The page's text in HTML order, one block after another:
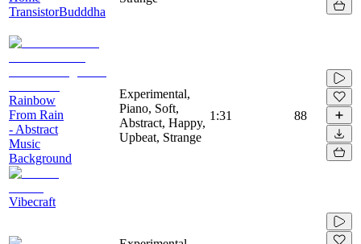
TransistorBudddha
Rainbow
From Rain
- Abstract
Music
Background
Vibecraft
Experimental,
Piano, Soft,
Abstract, Happy,
Upbeat, Strange
1:31 88